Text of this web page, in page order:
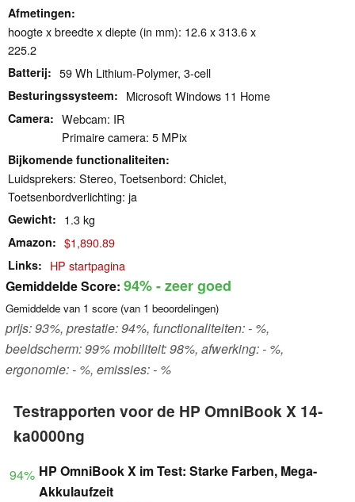
Afmetingen
hoogte x breedte x diepte (in mm): 12.6 x 313.6 x
225.2
Batterij 59 Wh Lithium-Polymer, 3-cell
Besturingssysteem Microsoft Windows 11 Home
Camera
Webcam: IR
Primaire camera: 5 MPix
Bijkomende functionaliteiten
Luidsprekers: Stereo, Toetsenbord: Chiclet,
Toetsenbordverlichting: ja
Gewicht 1.3 kg
Amazon $1,890.89
Links HP startpagina
Gemiddelde Score: 94%- zeer goed
Gemiddelde van 1 score (van 1 beoordelingen)
prijs: 93%, prestatie: 94%, functionaliteiten: - %,
beeldscherm: 99% mobiliteit: 98%, afwerking: - %,
ergonomie: - %, emissies: - %
Testrapporten voor de HP OmniBook X 14-
ka0000ng
94% HP OmniBook X im Test: Starke Farben, Mega-
Akkulaufzeit